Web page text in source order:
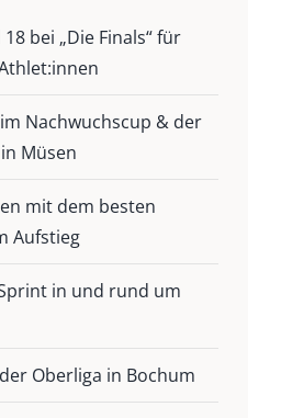
bei „Die Finals“ für
Nachwuchscup & der
Müsen
mit dem besten
Aufstieg
in und rund um
Oberliga in Bochum